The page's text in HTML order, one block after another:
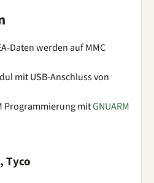
Daten werden auf MMC
mit USB-Anschluss von
Programmierung mitGNUARM
Tyco